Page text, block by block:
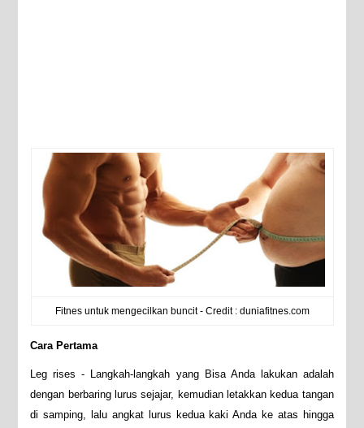
Fitnes untuk mengecilkan buncit - Credit : duniafitnes.com
Cara Pertama
Leg rises - Langkah-langkah yang Bisa Anda lakukan adalah
dengan berbaring lurus sejajar, kemudian letakkan kedua tangan
di samping, lalu angkat lurus kedua kaki Anda ke atas hingga